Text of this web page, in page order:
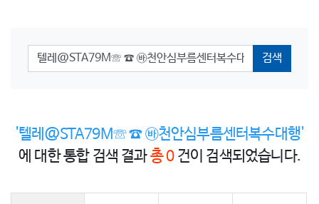
검색
'텔레@STA79M☏ ☎ ㉳천안심부름센터복수대행'
에 대한 통합 검색 결과총 0건이 검색되었습니다.